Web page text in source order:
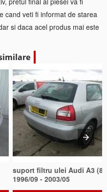
cand veti fi informat de starea
si daca acel produs mai este
suport filtru ulei Audi A3
1996/09 - 2003/05